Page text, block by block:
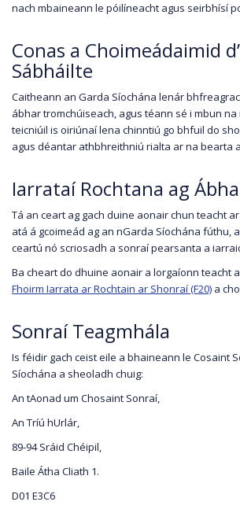
nach mbaineann le póilíneacht agus seirbhísí
Conas a Choimeádaimid
Sábháilte
Caitheann an Garda Síochána lenár
ábhar tromchúiseach, agus téann sé i mbun
teicniúil is oiriúnaí lena chinntiú go bhfuil do
agus déantar athbhreithniú rialta ar na bearta
Iarrataí Rochtana ag
Tá an ceart ag gach duine aonair chun teacht
atá á gcoimeád ag an nGarda Síochána fúthu,
ceartú nó scriosadh a sonraí pearsanta a
Ba cheart do dhuine aonair a lorgaíonn teacht
Fhoirm Iarrata ar Rochtain ar Shonraí (F20) a
Sonraí Teagmhála
Is féidir gach ceist eile a bhaineann le Cosaint
Síochána a sheoladh chuig:
An tAonad um Chosaint Sonraí,
An Tríú hUrlár,
89-94 Sráid Chéipil,
Baile Átha Cliath 1.
D01 E3C6